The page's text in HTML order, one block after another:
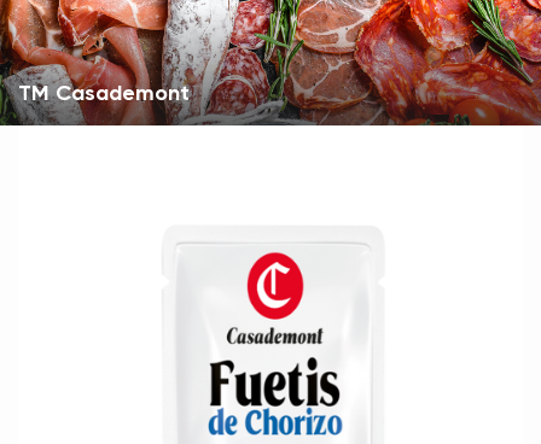
TM Casademont